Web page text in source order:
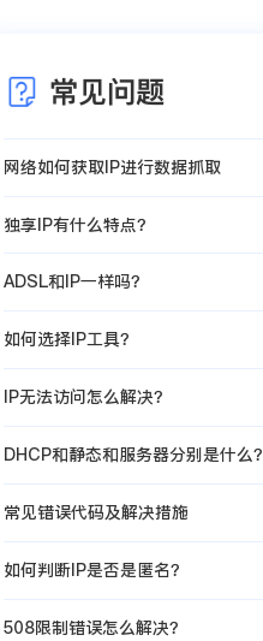
常见问题
网络如何获取IP进行数据抓取
独享IP有什么特点？
ADSL和IP一样吗？
如何选择IP工具？
IP无法访问怎么解决？
DHCP和静态和服务器分别是什么？
常见错误代码及解决措施
如何判断IP是否是匿名？
508限制错误怎么解决？